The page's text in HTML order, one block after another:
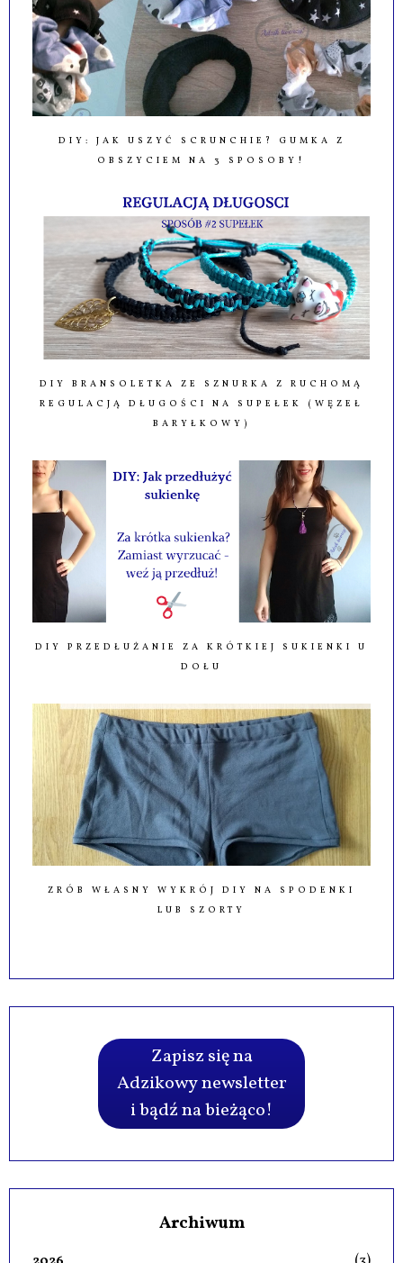
DIY: JAK USZYĆ SCRUNCHIE? GUMKA Z
OBSZYCIEM NA 3 SPOSOBY!
DIY BRANSOLETKA ZE SZNURKA Z RUCHOMĄ
REGULACJĄ DŁUGOŚCI NA SUPEŁEK (WĘZEŁ
BARYŁKOWY)
DIY PRZEDŁUŻANIE ZA KRÓTKIEJ SUKIENKI U
DOŁU
ZRÓB WŁASNY WYKRÓJ DIY NA SPODENKI
LUB SZORTY
Zapisz się na
Adzikowy newsletter
i bądź na bieżąco!
Archiwum